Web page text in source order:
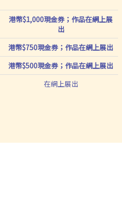
港幣$1,000現金券；作品在網上展
出
港幣$750現金券；作品在網上展出
港幣$500現金券；作品在網上展出
在網上展出